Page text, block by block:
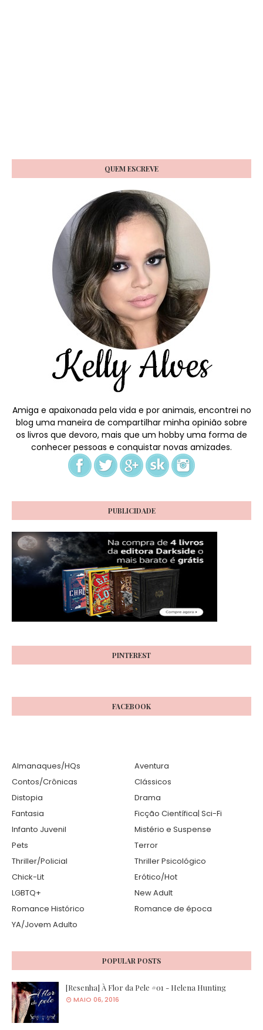
QUEM ESCREVE
Amiga e apaixonada pela vida e por animais, encontrei no
blog uma maneira de compartilhar minha opinião sobre
os livros que devoro, mais que um hobby uma forma de
conhecer pessoas e conquistar novas amizades.
PUBLICIDADE
PINTEREST
FACEBOOK
Almanaques/HQs
Aventura
Contos/Crônicas
Clássicos
Distopia
Drama
Fantasia
Ficção Científica| Sci-Fi
Infanto Juvenil
Mistério e Suspense
Pets
Terror
Thriller/Policial
Thriller Psicológico
Chick-Lit
Erótico/Hot
LGBTQ+
New Adult
Romance Histórico
Romance de época
YA/Jovem Adulto
POPULAR POSTS
[Resenha] À Flor da Pele #01 - Helena Hunting
MAIO 06, 2016